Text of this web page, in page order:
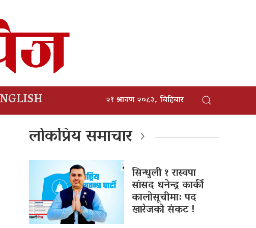
२१ श्रावण २०८३, बिहिबार
लोकप्रिय समाचार
सिन्धुली १ रास्वपा
सांसद धनेन्द्र कार्की
कालोसूचीमा: पद
खारेजको संकट !